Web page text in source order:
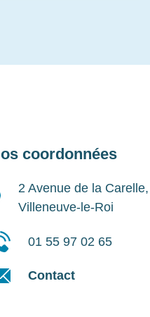
coordonnées
2 Avenue de la
Villeneuve-le-Roi
01 55 97 02 65
Contact